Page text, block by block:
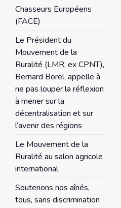
Chasseurs Européens
(FACE)
Le Président du
Mouvement de la
Ruralité (LMR, ex CPNT),
Bernard Borel, appelle à
ne pas louper la réflexion
à mener sur la
décentralisation et sur
l‘avenir des régions
Le Mouvement de la
Ruralité au salon agricole
international
Soutenons nos aînés,
tous, sans discrimination